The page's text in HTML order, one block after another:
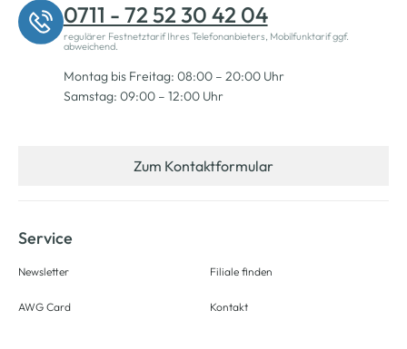
0711 - 72 52 30 42 04
regulärer Festnetztarif Ihres Telefonanbieters, Mobilfunktarif ggf.
abweichend.
Montag bis Freitag: 08:00 – 20:00 Uhr
Samstag: 09:00 – 12:00 Uhr
Zum Kontaktformular
Service
Newsletter
AWG Card
Filiale finden
Kontakt